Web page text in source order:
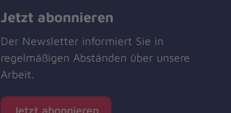
Jetzt abonnieren
Der Newsletter informiert Sie in
regelmäßigen Abständen über unsere
Arbeit.
Jetzt abonnieren